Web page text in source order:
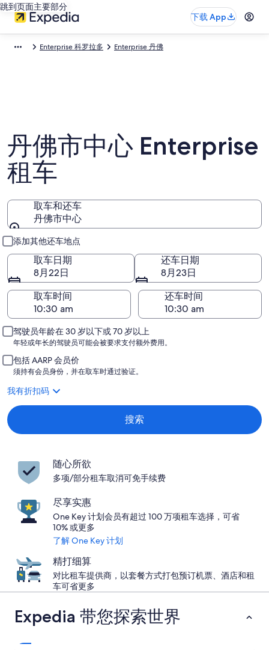
跳到页面主要部分
下载 App
Enterprise 科罗拉多 Enterprise 丹佛
丹佛市中心 Enterprise
租车
取车和还车
丹佛市中心
取车和还车
添加其他还车地点
取车日期
8月22日
还车日期
8月23日
取车时间
还车时间
驾驶员年龄在 30 岁以下或 70 岁以上
年轻或年长的驾驶员可能会被要求支付额外费用。
包括 AARP 会员价
须持有会员身份，并在取车时通过验证。
我有折扣码
搜索
随心所欲
多项/部分租车取消可免手续费
尽享实惠
One Key 计划会员有超过 100 万项租车选择，可省
10% 或更多
了解 One Key 计划
精打细算
对比租车提供商，以套餐方式打包预订机票、酒店和租
车可省更多
Expedia 带您探索世界